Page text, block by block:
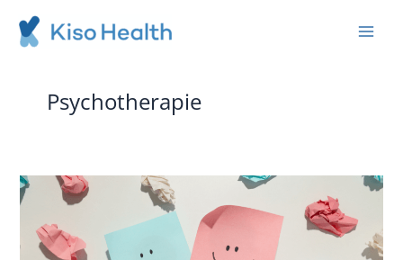
Inhalt
springen
Psychotherapie
Symptome
einer
behandeln